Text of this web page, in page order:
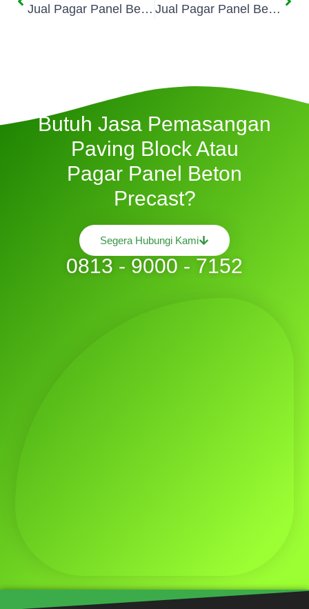
Jual Pagar Panel Beton Di Kelurahan Baru Jual Pagar Panel Beton Di Gedong
Butuh Jasa Pemasangan
Paving Block Atau
Pagar Panel Beton
Precast?
Segera Hubungi Kami
0813 - 9000 - 7152